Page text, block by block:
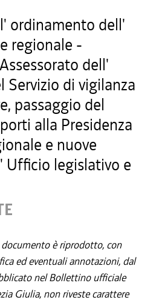
ordinamento dell'
regionale -
dell'
Servizio di vigilanza
passaggio del
alla Presidenza
e nuove
Ufficio legislativo e
è riprodotto, con
ed eventuali annotazioni, dal
nel Bollettino ufficiale
Giulia, non riveste carattere